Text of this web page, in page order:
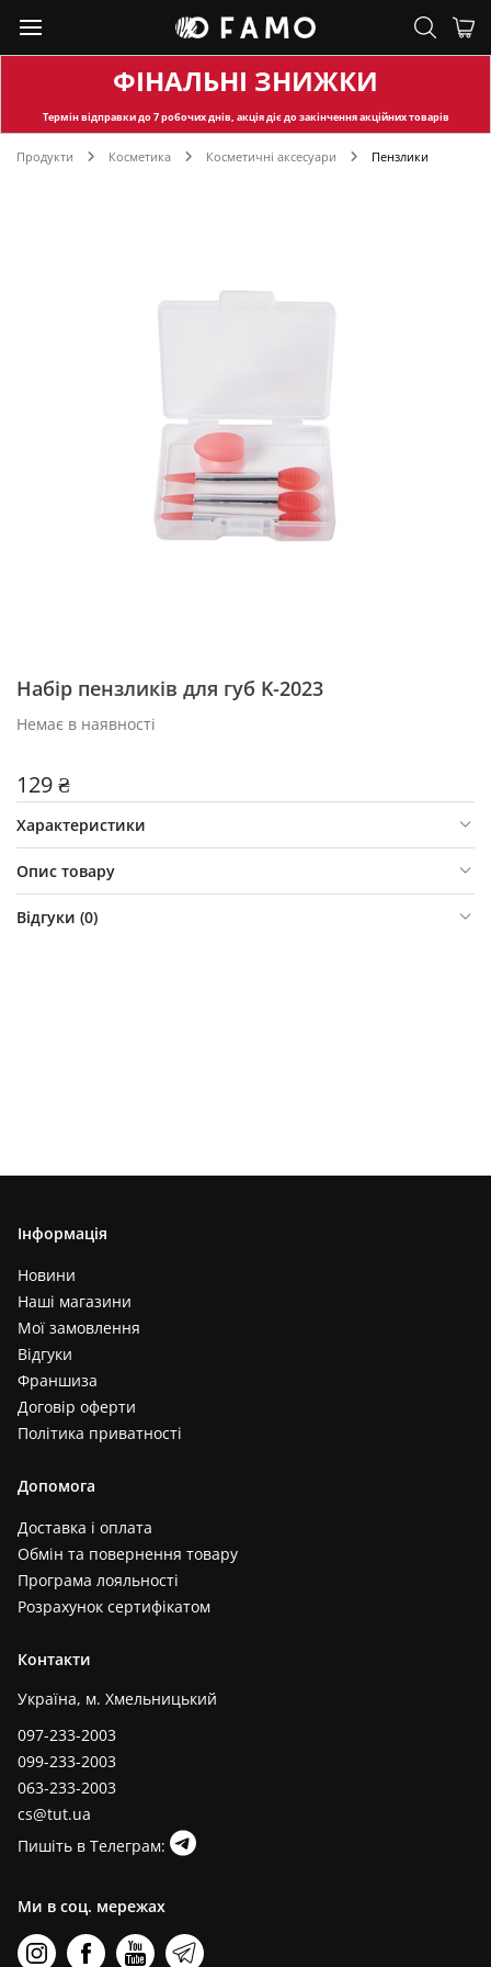
ФІНАЛЬНІ ЗНИЖКИ
Термін відправкидо 7 робочих днів, акція діє до закінчення акційних товарів
Продукти Косметика Косметичні аксесуари Пензлики
Набір пензликів для губ K-2023
Немає в наявності
129 ₴
Характеристики
Опис товару
Відгуки (0)
Інформація
Новини
Наші магазини
Мої замовлення
Відгуки
Франшиза
Договір оферти
Політика приватності
Допомога
Доставка і оплата
Обмін та повернення товару
Програма лояльності
Розрахунок сертифікатом
Контакти
Україна, м. Хмельницький
097-233-2003
099-233-2003
063-233-2003
cs@tut.ua
Пишіть в Телеграм:
Ми в соц. мережах